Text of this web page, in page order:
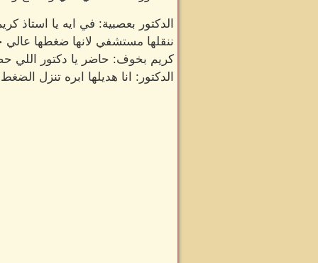
الدكتور بعصبية: في ايه يا
ننقلها مستشفي لانها ضغطها
كريم بخوف: حاضر يا دكتور اللي
الدكتور: انا هديلها ابره تنزل